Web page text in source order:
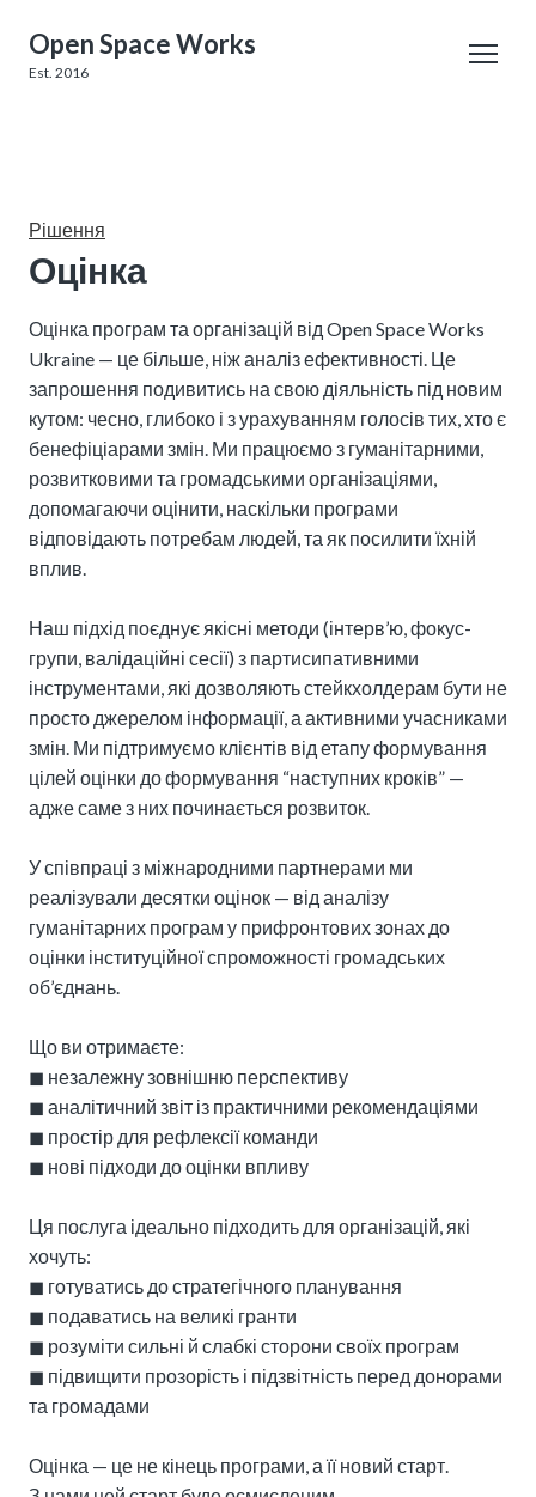
Open Space Works
Est. 2016
Рішення
Оцінка
Оцінка програм та організацій від Open Space Works
Ukraine — це більше, ніж аналіз ефективності. Це
запрошення подивитись на свою діяльність під новим
кутом: чесно, глибоко і з урахуванням голосів тих, хто є
бенефіціарами змін. Ми працюємо з гуманітарними,
розвитковими та громадськими організаціями,
допомагаючи оцінити, наскільки програми
відповідають потребам людей, та як посилити їхній
вплив.
Наш підхід поєднує якісні методи (інтерв’ю, фокус-
групи, валідаційні сесії) з партисипативними
інструментами, які дозволяють стейкхолдерам бути не
просто джерелом інформації, а активними учасниками
змін. Ми підтримуємо клієнтів від етапу формування
цілей оцінки до формування “наступних кроків” —
адже саме з них починається розвиток.
У співпраці з міжнародними партнерами ми
реалізували десятки оцінок — від аналізу
гуманітарних програм у прифронтових зонах до
оцінки інституційної спроможності громадських
об’єднань.
Що ви отримаєте:
◼︎ незалежну зовнішню перспективу
◼︎ аналітичний звіт із практичними рекомендаціями
◼︎ простір для рефлексії команди
◼︎ нові підходи до оцінки впливу
Ця послуга ідеально підходить для організацій, які
хочуть:
◼︎ готуватись до стратегічного планування
◼︎ подаватись на великі гранти
◼︎ розуміти сильні й слабкі сторони своїх програм
◼︎ підвищити прозорість і підзвітність перед донорами
та громадами
Оцінка — це не кінець програми, а її новий старт.